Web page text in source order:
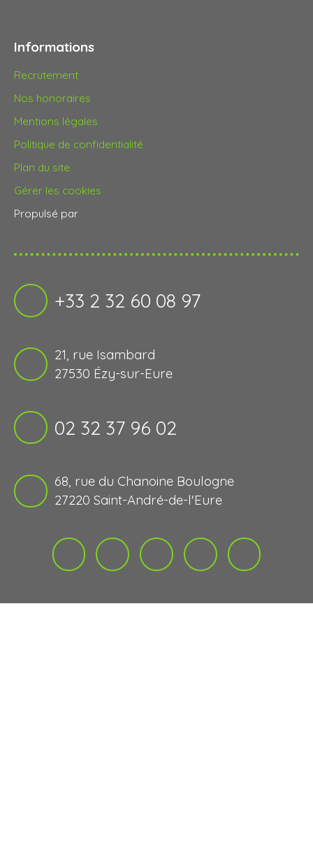
Informations
Recrutement
Nos honoraires
Mentions légales
Politique de confidentialité
Plan du site
Gérer les cookies
Propulsé par
+33 2 32 60 08 97
21, rue Isambard
27530 Ézy-sur-Eure
02 32 37 96 02
68, rue du Chanoine Boulogne
27220 Saint-André-de-l'Eure